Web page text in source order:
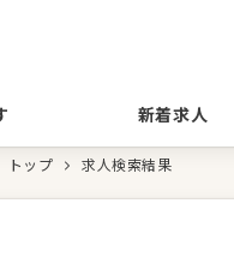
新着求人
トップ 求人検索結果